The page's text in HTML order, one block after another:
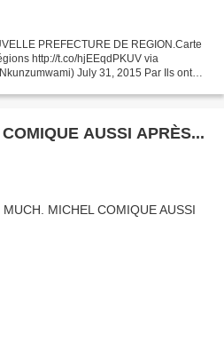
PREFECTURE DE REGION.Carte
http://t.co/hjEEqdPKUV via
July 31, 2015 Par Ils ont
AUSSI APRÈS...